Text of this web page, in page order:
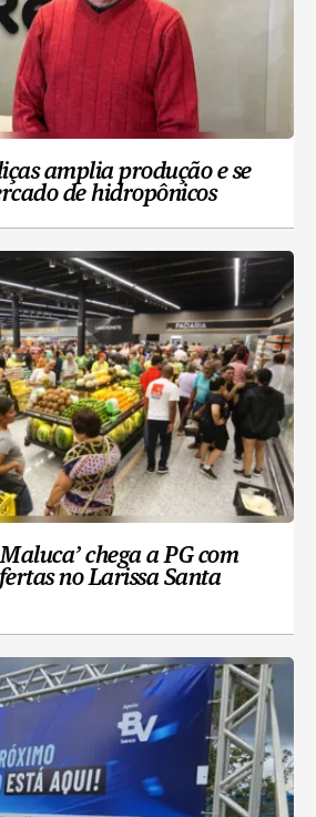
amplia produção e se
de hidropônicos
chega a PG com
no Larissa Santa